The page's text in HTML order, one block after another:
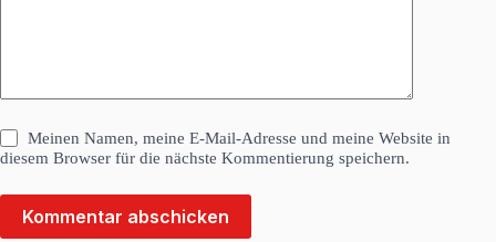
Meinen Namen, meine E-Mail-Adresse und meine Website in
diesem Browser für die nächste Kommentierung speichern.
Kommentar abschicken